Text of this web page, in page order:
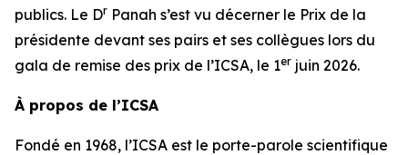
publics. Le Dr Panah s’est vu décerner le Prix de la
présidente devant ses pairs et ses collègues lors du
gala de remise des prix de l’ICSA, le 1er juin 2026.
À propos de l’ICSA
Fondé en 1968, l’ICSA est le porte-parole scientifique